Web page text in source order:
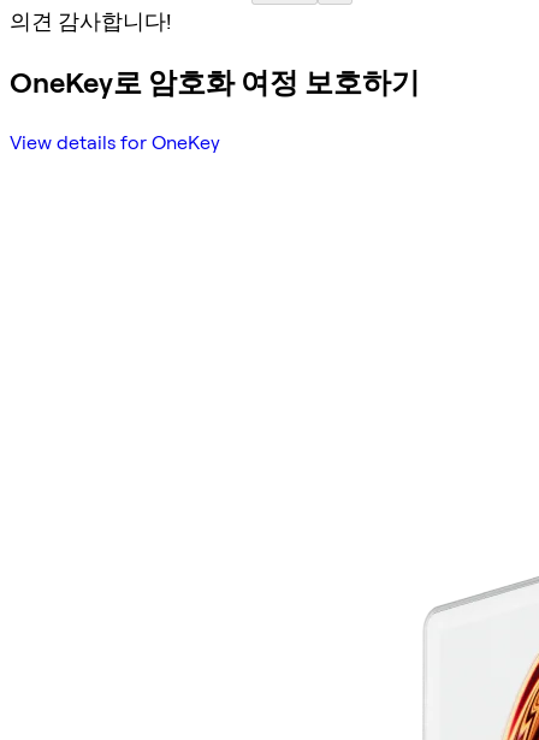
의견 감사합니다!
OneKey로 암호화 여정 보호하기
View details for OneKey